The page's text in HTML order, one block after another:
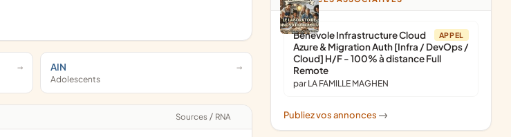
AIN
Adolescents
Sources / RNA
APPEL
Bénévole Infrastructure Cloud
Azure & Migration Auth [Infra / DevOps /
Cloud] H/F - 100% à distance Full
Remote
par LA FAMILLE MAGHEN
Publiez vos annonces ->